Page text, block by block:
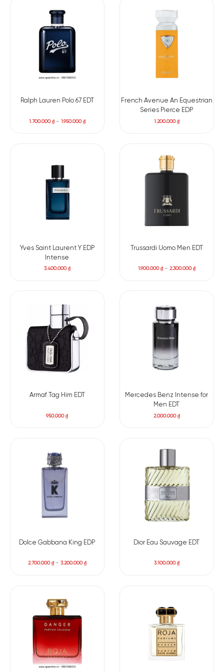
ban ngày
, từ môi trường công sở đến những buổi gặp
gỡ ngoài trời hay dạo phố cuối tuần. Bold Citrus phát huy trọn
vẹn sức hút trong mùa xuân – hạ, khi thời tiết ấm áp cần một
mùi hương nhẹ nhàng nhưng vẫn đủ ấn tượng. Nếu bạn đang
tìm kiếm một chai nước hoa dễ dùng, linh hoạt và mang dấu
ấn thương hiệu Hugo Boss, đây chính là lựa chọn đáng để đầu
tư và trải nghiệm.
Ralph Lauren Polo 67 EDT
1.700.000₫– 1.950.000₫
French Avenue An Equestrian
Series Pierce EDP
1.200.000₫
Yves Saint Laurent Y EDP
Intense
3.400.000₫
Trussardi Uomo Men EDT
1.900.000₫– 2.300.000₫
Armaf Tag Him EDT
950.000₫
Mercedes Benz Intense for
Men EDT
2.000.000₫
Dolce Gabbana King EDP
2.700.000₫– 3.200.000₫
Dior Eau Sauvage EDT
3.100.000₫